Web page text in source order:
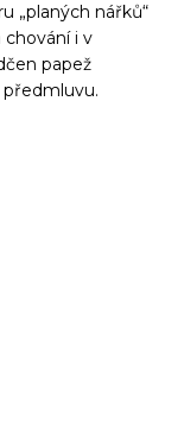
„planých nářků“
i v
papež
předmluvu.